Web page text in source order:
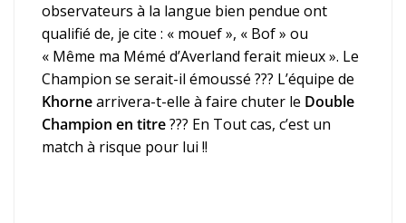
observateurs à la langue bien pendue ont
qualifié de, je cite : « mouef », « Bof » ou
« Même ma Mémé d’Averland ferait mieux ». Le
Champion se serait-il émoussé ??? L’équipe de
Khornearrivera-t-elle à faire chuter le Double
Champion en titre??? En Tout cas, c’est un
match à risque pour lui !!